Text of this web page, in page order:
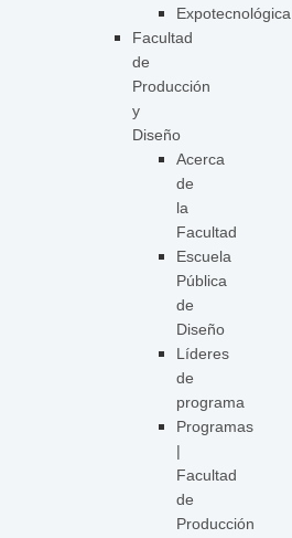
Expotecnológica
Facultad
de
Producción
y
Diseño
Acerca
de
la
Facultad
Escuela
Pública
de
Diseño
Líderes
de
programa
Programas
|
Facultad
de
Producción